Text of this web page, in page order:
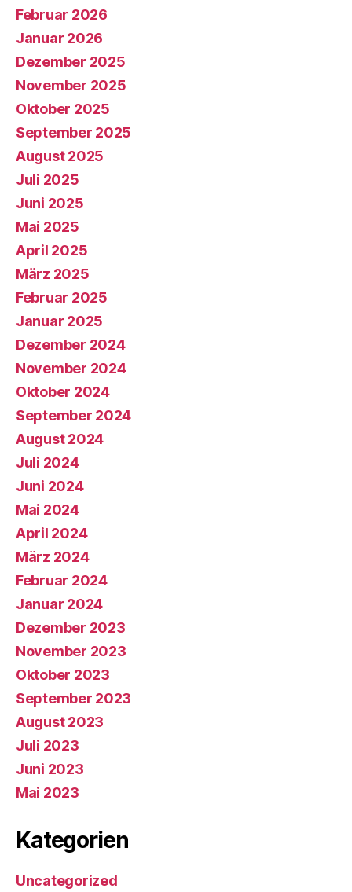
Februar 2026
Januar 2026
Dezember 2025
November 2025
Oktober 2025
September 2025
August 2025
Juli 2025
Juni 2025
Mai 2025
April 2025
März 2025
Februar 2025
Januar 2025
Dezember 2024
November 2024
Oktober 2024
September 2024
August 2024
Juli 2024
Juni 2024
Mai 2024
April 2024
März 2024
Februar 2024
Januar 2024
Dezember 2023
November 2023
Oktober 2023
September 2023
August 2023
Juli 2023
Juni 2023
Mai 2023
Kategorien
Uncategorized